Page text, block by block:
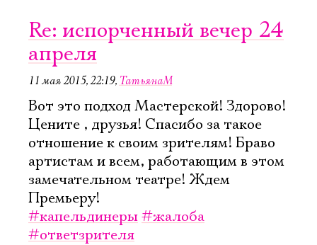
Re: испорченный вечер 24
апреля
11 мая 2015, 22:19, ТатьянаМ
Вот это подход Мастерской! Здорово!
Цените , друзья! Спасибо за такое
отношение к своим зрителям! Браво
артистам и всем, работающим в этом
замечательном театре! Ждем
Премьеру!
#капельдинеры#жалоба
#ответзрителя